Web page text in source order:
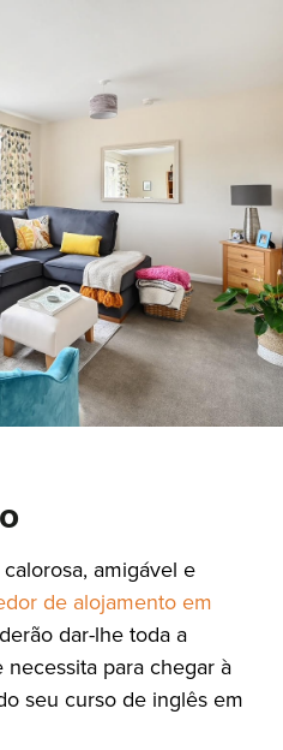
amigável e
de alojamento em
dar-lhe toda a
para chegar à
seu curso de inglês em